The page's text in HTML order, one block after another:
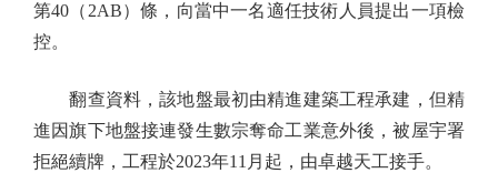
第40（2AB）條，向當中一名適任技術人員提出一項檢
控。
翻查資料，該地盤最初由精進建築工程承建，但精
進因旗下地盤接連發生數宗奪命工業意外後，被屋宇署
拒絕續牌，工程於2023年11月起，由卓越天工接手。